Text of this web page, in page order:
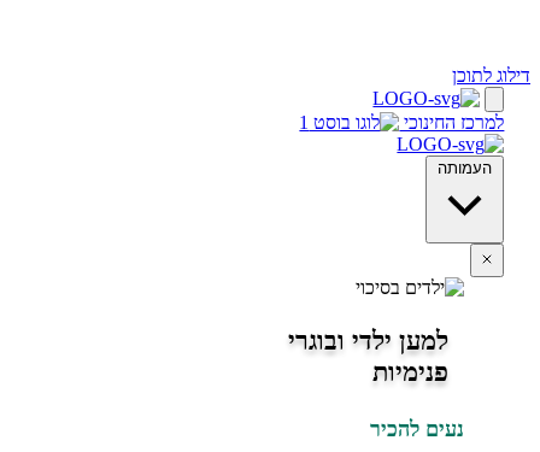
לתוכן
החינוכי
העמותה
למען ילדי ובוגרי
פנימיות
נעים להכיר